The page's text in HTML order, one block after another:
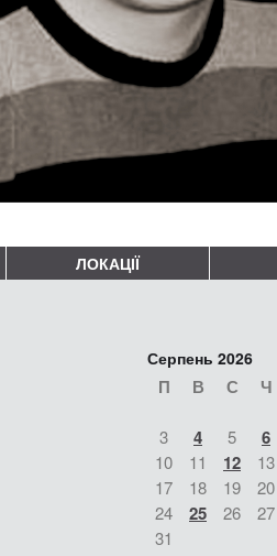
ЛОКАЦІЇ
Серпень 2026
П В С Ч
3 4 5 6
10
11 12 13
17
18 19 20
24
25 26 27
31